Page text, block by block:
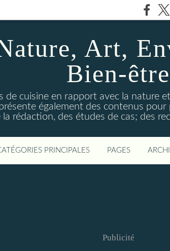
Art,
Bien-être
de cuisine en rapport avec la nature
également des contenus
rédaction, des études de cas; des
PRINCIPALES PAGES
Publicité